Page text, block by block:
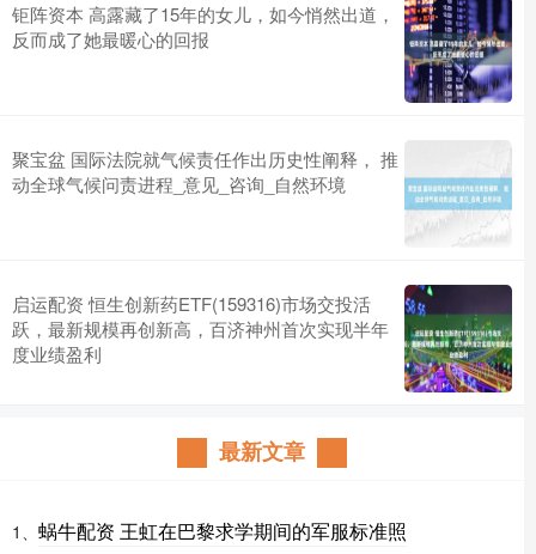
钜阵资本 高露藏了15年的女儿，如今悄然出道，
反而成了她最暖心的回报
聚宝盆 国际法院就气候责任作出历史性阐释， 推
动全球气候问责进程_意见_咨询_自然环境
启运配资 恒生创新药ETF(159316)市场交投活
跃，最新规模再创新高，百济神州首次实现半年
度业绩盈利
最新文章
1、 蜗牛配资 王虹在巴黎求学期间的军服标准照